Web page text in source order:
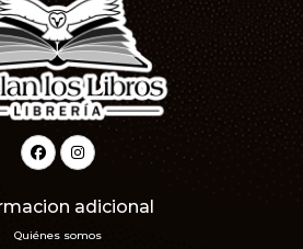
adicional
Quiénes somos